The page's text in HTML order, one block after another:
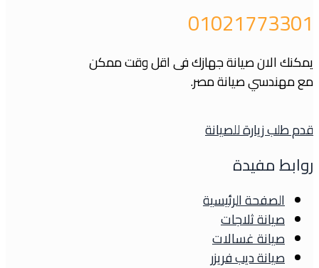
01021773301
يمكنك الان صيانة جهازك فى اقل وقت ممكن
مع مهندسي صيانة مصر.
قدم طلب زيارة للصيانة
روابط مفيدة
الصفحة الرئيسية
صيانة ثلاجات
صيانة غسالات
صيانة ديب فريزر